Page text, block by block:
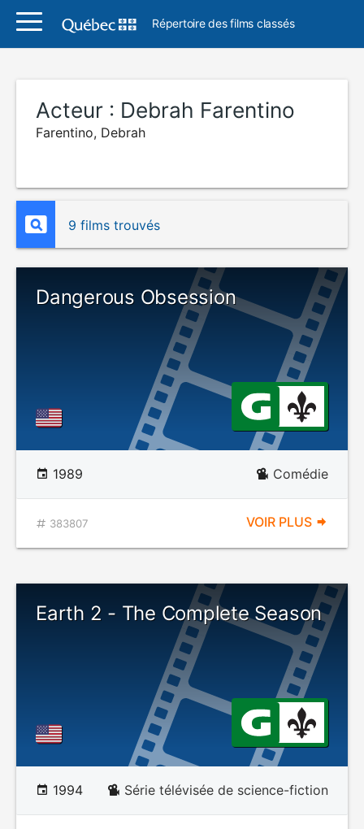
Répertoire des films classés
Acteur : Debrah Farentino
Farentino, Debrah
9 films trouvés
Dangerous Obsession
1989 Comédie
383807 VOIR PLUS
Earth 2 - The Complete Season
1994 Série télévisée de science-fiction